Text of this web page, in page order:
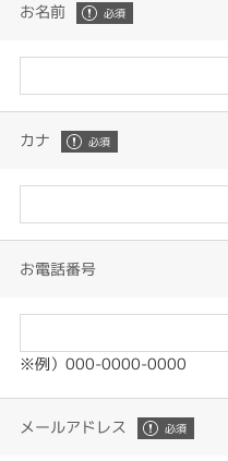
お名前
カナ
お電話番号
※例）000-0000-0000
メールアドレス